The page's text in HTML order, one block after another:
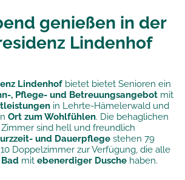
genießen in der
Lindenhof
Lindenhof bietet bietet Senioren ein
, Pflege- und Betreuungsangebot mit
in Lehrte-Hämelerwald und
Ort zum Wohlfühlen. Die behaglichen
sind hell und freundlich
und Dauerpflege stehen 79
Doppelzimmer zur Verfügung, die alle
mit ebenerdiger Dusche haben.